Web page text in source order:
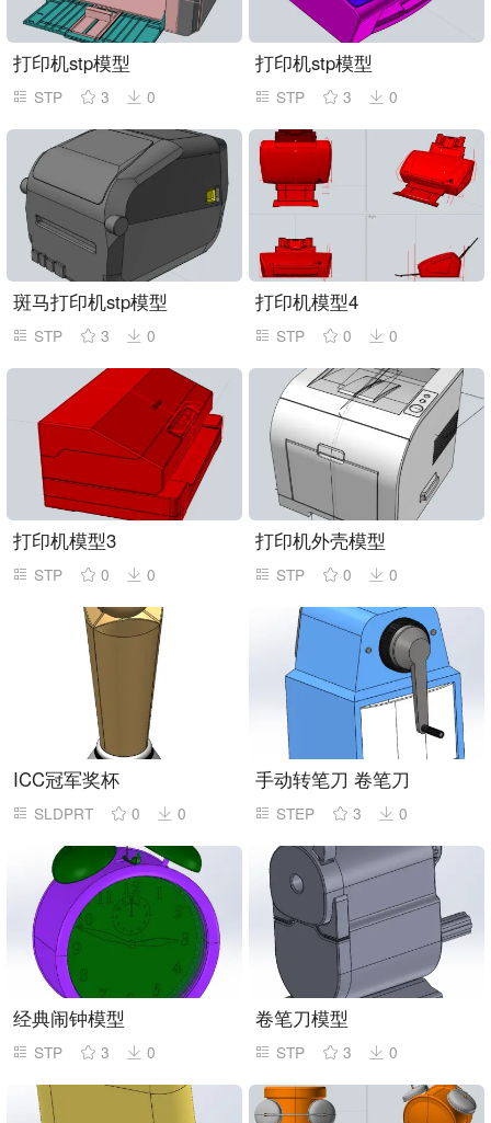
打印机stp模型
STP 3 0
打印机stp模型
STP 3 0
斑马打印机stp模型
STP 3 0
打印机模型4
STP 0 0
打印机模型3
STP 0 0
打印机外壳模型
STP 0 0
ICC冠军奖杯
SLDPRT 0 0
手动转笔刀 卷笔刀
STEP 3 0
经典闹钟模型
STP 3 0
卷笔刀模型
STP 3 0